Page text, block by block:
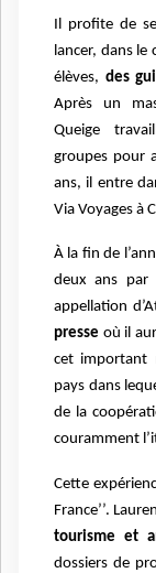
Il profite de
lancer, dans le
élèves, des
Après un
Queige
groupes pour
ans, il entre
Via Voyages à
À la fin de
deux ans par
appellation
presse où il
cet important
pays dans
de la
couramment
Cette
France’’.
tourisme et
dossiers de